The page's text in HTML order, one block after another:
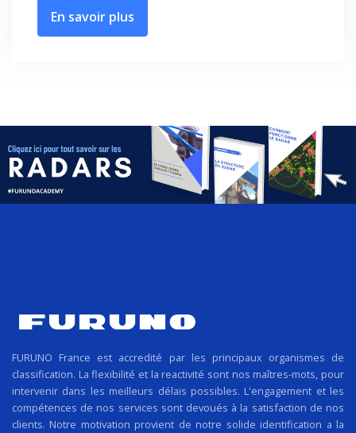
En savoir plus
FURUNO France est accredité par les principaux organismes de
classification. La flexibilité et la reactivité sont nos maîtres-mots, pour
intervenir dans les meilleurs délais possibles. L'engagement et les
compétences de nos services sont devoués à la satisfaction de nos
clients. Notre motivation provient de notre solide identification a la